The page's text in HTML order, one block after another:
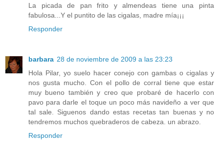
La picada de pan frito y almendeas tiene una pinta
fabulosa...Y el puntito de las cigalas, madre mía¡¡¡
Responder
barbara 28 de noviembre de 2009 a las 23:23
Hola Pilar, yo suelo hacer conejo con gambas o cigalas y
nos gusta mucho. Con el pollo de corral tiene que estar
muy bueno también y creo que probaré de hacerlo con
pavo para darle el toque un poco más navideño a ver que
tal sale. Siguenos dando estas recetas tan buenas y no
tendremos muchos quebraderos de cabeza. un abrazo.
Responder